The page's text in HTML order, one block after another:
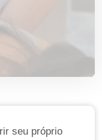
seu próprio